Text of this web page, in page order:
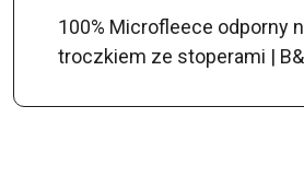
100% Microfleece odporny
troczkiem ze stoperami |